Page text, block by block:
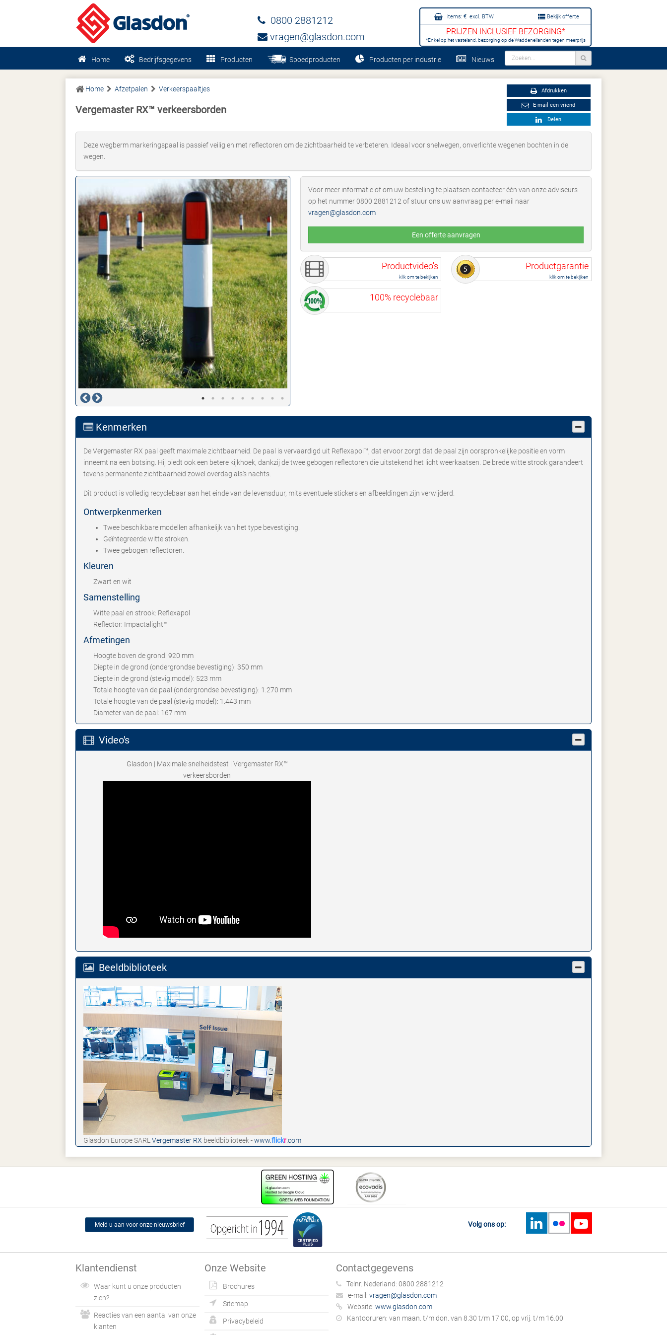
items: € excl. BTW Bekijk offerte
PRIJZEN INCLUSIEF BEZORGING*
*Enkel op het vasteland, bezorging op de Waddeneilanden tegen meerprijs
0800 2881212
vragen@glasdon.com
Home Bedrijfsgegevens Producten Spoedproducten Producten per industrie Nieuws
Home Afzetpalen Verkeerspaaltjes
Vergemaster RX™ verkeersborden
Afdrukken
E-mail een vriend
Delen
Deze wegberm markeringspaal is passief veilig en met reflectoren om de zichtbaarheid te verbeteren. Ideaal voor snelwegen, onverlichte wegenen bochten in de
wegen.
Voor meer informatie of om uw bestelling te plaatsen contacteer één van onze adviseurs
op het nummer 0800 2881212 of stuur ons uw aanvraag per e-mail naar
vragen@glasdon.com
Een offerte aanvragen
Productvideo's
klik om te bekijken
Productgarantie
klik om te bekijken
100% recyclebaar
Kenmerken
De Vergemaster RX paal geeft maximale zichtbaarheid. De paal is vervaardigd uit Reflexapol™, dat ervoor zorgt dat de paal zijn oorspronkelijke positie en vorm
inneemt na een botsing. Hij biedt ook een betere kijkhoek, dankzij de twee gebogen reflectoren die uitstekend het licht weerkaatsen. De brede witte strook garandeert
tevens permanente zichtbaarheid zowel overdag als's nachts.
Dit product is volledig recyclebaar aan het einde van de levensduur, mits eventuele stickers en afbeeldingen zijn verwijderd.
Ontwerpkenmerken
Twee beschikbare modellen afhankelijk van het type bevestiging.
Geïntegreerde witte stroken.
Twee gebogen reflectoren.
Kleuren
Zwart en wit
Samenstelling
Witte paal en strook: Reflexapol
Reflector: Impactalight™
Afmetingen
Hoogte boven de grond: 920 mm
Diepte in de grond (ondergrondse bevestiging): 350 mm
Diepte in de grond (stevig model): 523 mm
Totale hoogte van de paal (ondergrondse bevestiging): 1.270 mm
Totale hoogte van de paal (stevig model): 1.443 mm
Diameter van de paal: 167 mm
Video's
Glasdon | Maximale snelheidstest | Vergemaster RX™
verkeersborden
Beeldbiblioteek
Glasdon Europe SARL Vergemaster RX beeldbiblioteek -www.flickr.com
Meld u aan voor onze nieuwsbrief Volg ons op:
Klantendienst
Waar kunt u onze producten
zien?
Reacties van een aantal van onze
klanten
Onze Website
Brochures
Sitemap
Privacybeleid
Contactgegevens
Telnr. Nederland: 0800 2881212
e-mail: vragen@glasdon.com
Website: www.glasdon.com
Kantooruren: van maan. t/m don. van 8.30 t/m 17.00, op vrij. t/m 16.00